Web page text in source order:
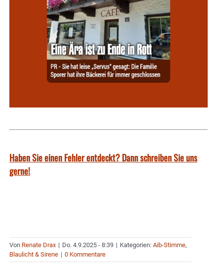
Haben Sie einen Fehler entdeckt? Dann schreiben Sie uns
gerne!
Von Renate Drax | Do. 4.9.2025 - 8:39 | Kategorien: Aib-Stimme,
Blaulicht & Sirene | 0 Kommentare